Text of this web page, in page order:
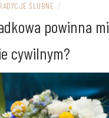
ŚLUBNE /
powinna
cywilnym?